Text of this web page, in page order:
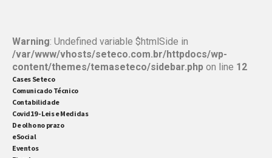
Warning: Undefined variable $htmlSide in
/var/www/vhosts/seteco.com.br/httpdocs/wp-
content/themes/temaseteco/sidebar.php on line 12
Cases Seteco
Comunicado Técnico
Contabilidade
Covid19 - Leis e Medidas
De olho no prazo
eSocial
Eventos